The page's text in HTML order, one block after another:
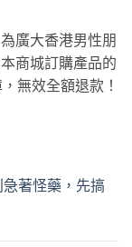
廣大香港男性朋
商城訂購產品的
無效全額退款！
著怪藥，先搞